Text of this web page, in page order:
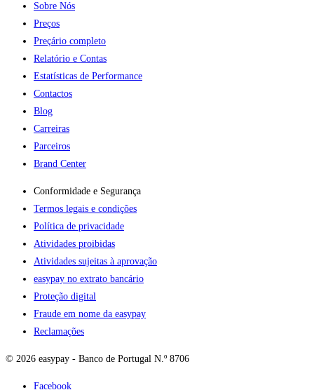
Sobre Nós
Preços
Preçário completo
Relatório e Contas
Estatísticas de Performance
Contactos
Blog
Carreiras
Parceiros
Brand Center
Conformidade e Segurança
Termos legais e condições
Política de privacidade
Atividades proibidas
Atividades sujeitas à aprovação
easypay no extrato bancário
Proteção digital
Fraude em nome da easypay
Reclamações
© 2026 easypay - Banco de Portugal N.º 8706
Facebook